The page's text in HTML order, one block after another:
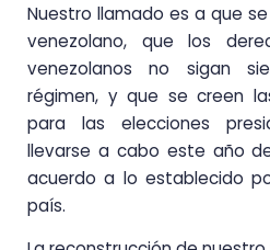
Nuestro llamado es a que
venezolano, que los
venezolanos no sigan
régimen, y que se creen
para las elecciones
llevarse a cabo este año
acuerdo a lo establecido
país.